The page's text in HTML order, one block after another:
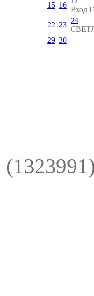
15 16
Вход
22 23
24
29 30